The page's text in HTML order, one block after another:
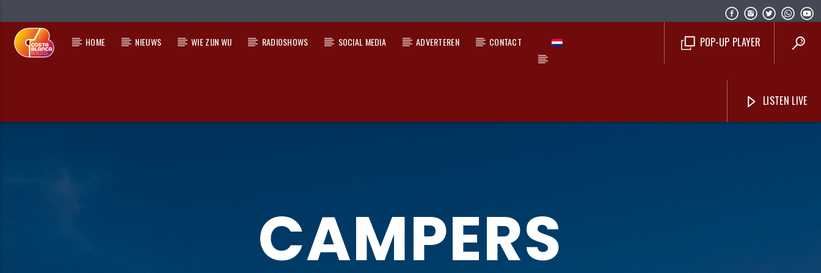
HOME NIEUWS WIE ZIJN WIJ RADIOSHOWS SOCIAL MEDIA ADVERTEREN CONTACT POP-UP PLAYER
LISTEN LIVE
CAMPERS